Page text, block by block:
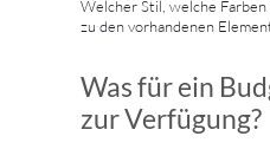
Welcher Stil, welche
zu den vorhandenen
Was für ein
zur Verfügung?